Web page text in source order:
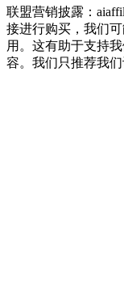
联盟营销披露：
接进行购买，我们
用。这有助于支持
容。我们只推荐我